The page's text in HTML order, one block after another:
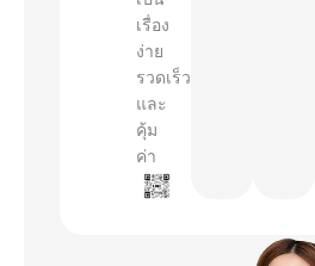
เรื่อง
ง่าย
รวดเร็ว
และ
คุ้ม
ค่า